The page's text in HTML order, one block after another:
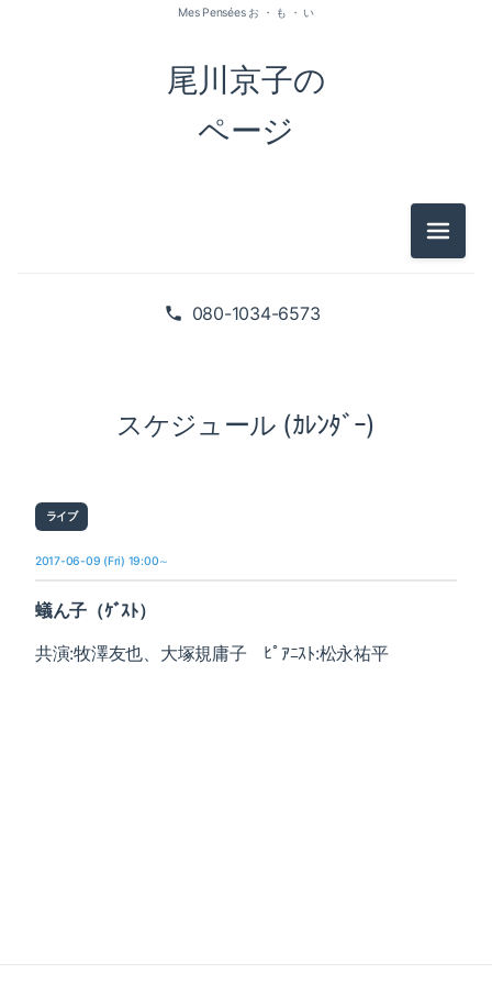
080-1034-6573
尾川京子の
ページ
Mes Pensées お ・ も ・ い
メニュ
スケジュール (ｶﾚﾝﾀﾞｰ)
ライブ
2017-06-09 (Fri) 19:00～
蟻ん子（ｹﾞｽﾄ）
共演:牧澤友也、大塚規庸子 ﾋﾟｱﾆｽﾄ:松永祐平